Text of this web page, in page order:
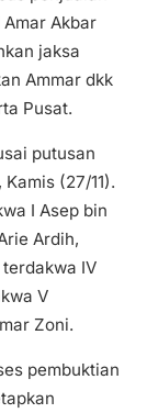
Akbar
jaksa
Ammar dkk
Pusat.
putusan
(27/11).
I Asep bin
Ardih,
IV
V
Zoni.
pembuktian